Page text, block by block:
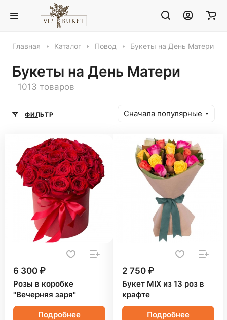
Главная Каталог Повод Букеты на День Матери
Букеты на День Матери
1013 товаров
ФИЛЬТР Сначала популярные
6 300 ₽
Розы в коробке
"Вечерняя заря"
Подробнее
2 750 ₽
Букет MIX из 13 роз в
крафте
Подробнее